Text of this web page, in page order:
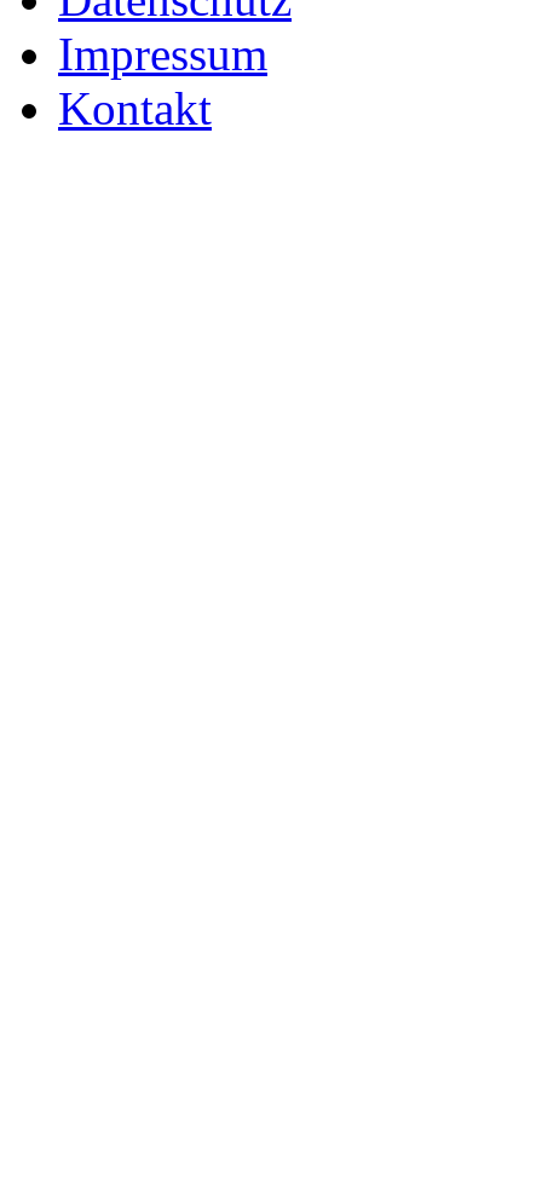
Impressum
Kontakt